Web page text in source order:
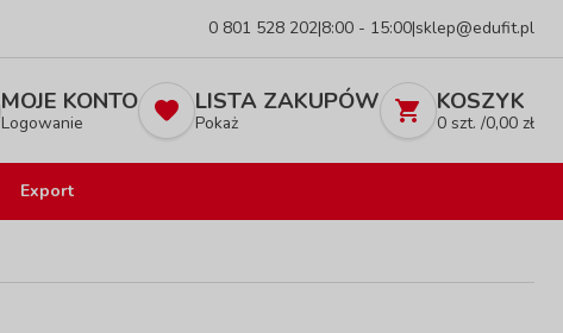
0 801 528 202|8:00 - 15:00|sklep@edufit.pl
MOJE KONTO
Logowanie
LISTA ZAKUPÓW
Pokaż
KOSZYK
0 szt. /0,00 zł
Export